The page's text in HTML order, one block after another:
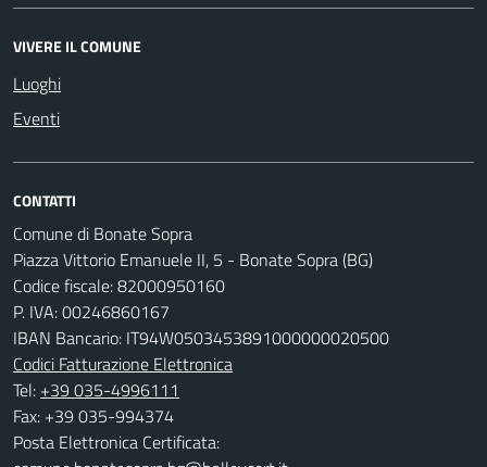
VIVERE IL COMUNE
Luoghi
Eventi
CONTATTI
Comune di Bonate Sopra
Piazza Vittorio Emanuele II, 5 - Bonate Sopra (BG)
Codice fiscale: 82000950160
P. IVA: 00246860167
IBAN Bancario: IT94W0503453891000000020500
Codici Fatturazione Elettronica
Tel: +39 035-4996111
Fax: +39 035-994374
Posta Elettronica Certificata: